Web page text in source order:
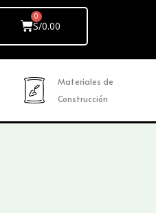
S/0.00
Cart
Materiales de
Construcción